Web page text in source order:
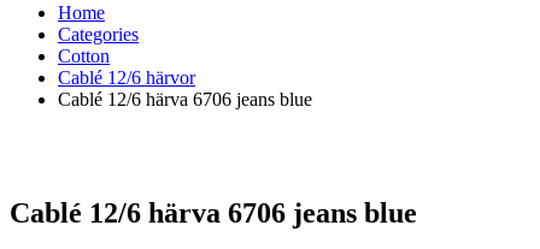
Home
Categories
Cotton
Cablé 12/6 härvor
Cablé 12/6 härva 6706 jeans blue
Cablé 12/6 härva 6706 jeans blue